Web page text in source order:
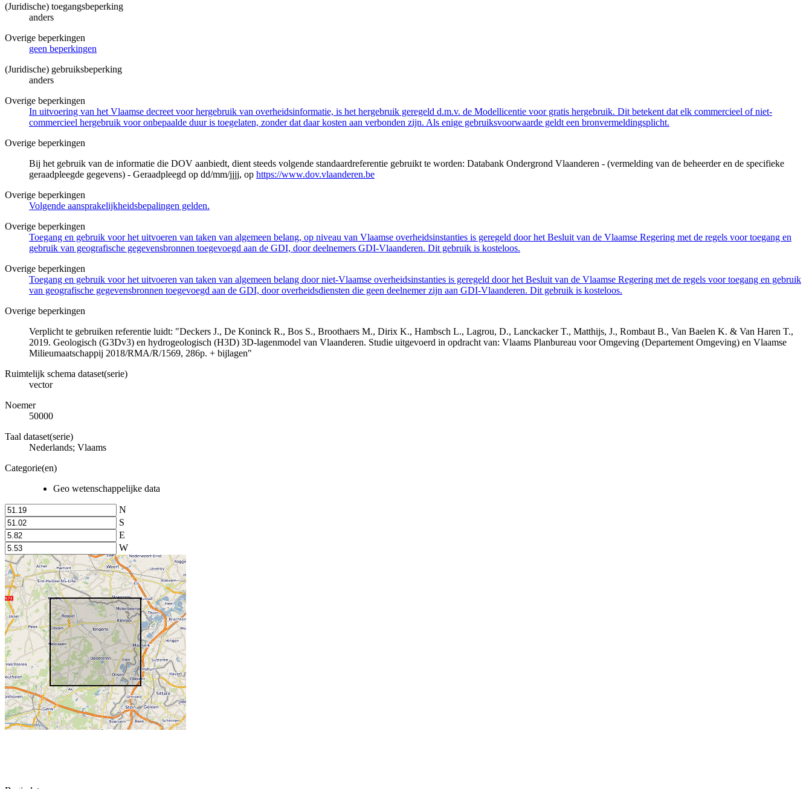
(Juridische) toegangsbeperking
anders
Overige beperkingen
geen beperkingen
(Juridische) gebruiksbeperking
anders
Overige beperkingen
In uitvoering van het Vlaamse decreet voor hergebruik van overheidsinformatie, is het hergebruik geregeld d.m.v. de Modellicentie voor gratis hergebruik. Dit betekent dat elk commercieel of niet-
commercieel hergebruik voor onbepaalde duur is toegelaten, zonder dat daar kosten aan verbonden zijn. Als enige gebruiksvoorwaarde geldt een bronvermeldingsplicht.
Overige beperkingen
Bij het gebruik van de informatie die DOV aanbiedt, dient steeds volgende standaardreferentie gebruikt te worden: Databank Ondergrond Vlaanderen - (vermelding van de beheerder en de specifieke
geraadpleegde gegevens) - Geraadpleegd op dd/mm/jjjj, op https://www.dov.vlaanderen.be
Overige beperkingen
Volgende aansprakelijkheidsbepalingen gelden.
Overige beperkingen
Toegang en gebruik voor het uitvoeren van taken van algemeen belang, op niveau van Vlaamse overheidsinstanties is geregeld door het Besluit van de Vlaamse Regering met de regels voor toegang en
gebruik van geografische gegevensbronnen toegevoegd aan de GDI, door deelnemers GDI-Vlaanderen. Dit gebruik is kosteloos.
Overige beperkingen
Toegang en gebruik voor het uitvoeren van taken van algemeen belang door niet-Vlaamse overheidsinstanties is geregeld door het Besluit van de Vlaamse Regering met de regels voor toegang en gebruik
van geografische gegevensbronnen toegevoegd aan de GDI, door overheidsdiensten die geen deelnemer zijn aan GDI-Vlaanderen. Dit gebruik is kosteloos.
Overige beperkingen
Verplicht te gebruiken referentie luidt: "Deckers J., De Koninck R., Bos S., Broothaers M., Dirix K., Hambsch L., Lagrou, D., Lanckacker T., Matthijs, J., Rombaut B., Van Baelen K. & Van Haren T.,
2019. Geologisch (G3Dv3) en hydrogeologisch (H3D) 3D-lagenmodel van Vlaanderen. Studie uitgevoerd in opdracht van: Vlaams Planbureau voor Omgeving (Departement Omgeving) en Vlaamse
Milieumaatschappij 2018/RMA/R/1569, 286p. + bijlagen"
Ruimtelijk schema dataset(serie)
vector
Noemer
50000
Taal dataset(serie)
Nederlands; Vlaams
Categorie(en)
Geo wetenschappelijke data
N
S
E
W